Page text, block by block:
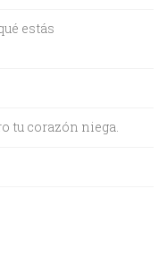
estás
tu corazón niega.